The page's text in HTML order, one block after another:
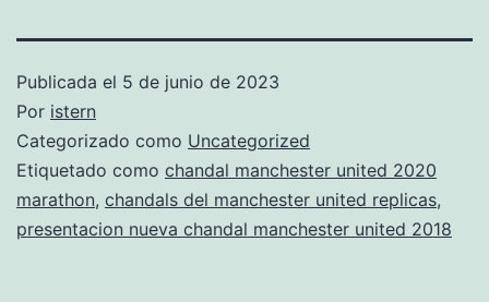
Publicada el 5 de junio de 2023
Por istern
Categorizado como Uncategorized
Etiquetado como chandal manchester united 2020
marathon, chandals del manchester united replicas,
presentacion nueva chandal manchester united 2018